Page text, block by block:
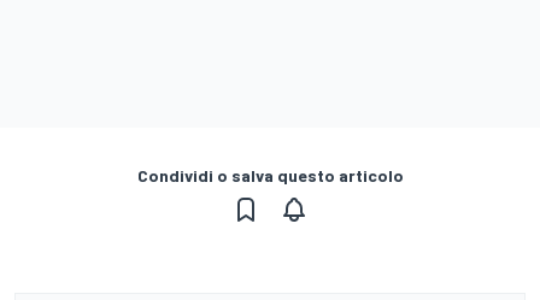
Condividi o salva questo articolo